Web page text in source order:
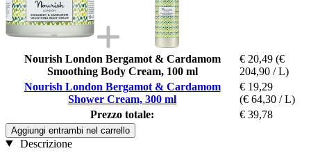
Nourish London Bergamot & Cardamom
Smoothing Body Cream, 100 ml
€ 20,49 (€
204,90 / L)
Nourish London Bergamot & Cardamom
Shower Cream, 300 ml
€ 19,29
(€ 64,30 / L)
Prezzo totale:
€ 39,78
Aggiungi entrambi nel carrello
Descrizione